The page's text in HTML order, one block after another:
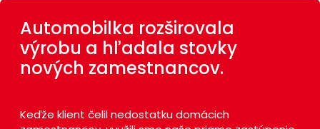
Automobilka rozširovala
výrobu a hľadala stovky
nových zamestnancov.
Keďže klient čelil nedostatku domácich